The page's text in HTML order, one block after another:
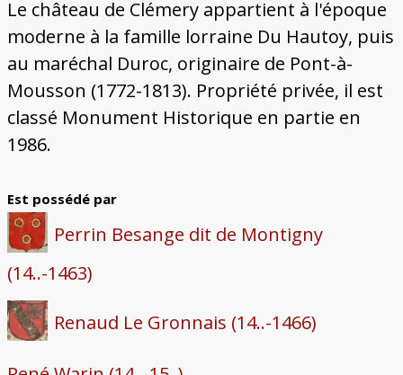
Le château de Clémery appartient à l'époque
moderne à la famille lorraine Du Hautoy, puis
au maréchal Duroc, originaire de Pont-à-
Mousson (1772-1813). Propriété privée, il est
classé Monument Historique en partie en
1986.
Est possédé par
Perrin Besange dit de Montigny
(14..-1463)
Renaud Le Gronnais (14..-1466)